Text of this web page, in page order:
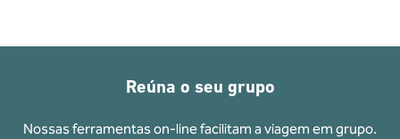
Reúna o seu grupo
Nossas ferramentas on-line facilitam a viagem em grupo.